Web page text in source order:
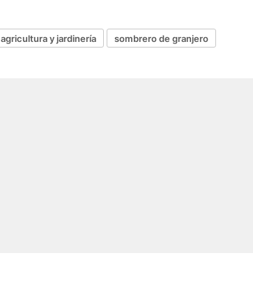
agricultura y jardinería sombrero de granjero